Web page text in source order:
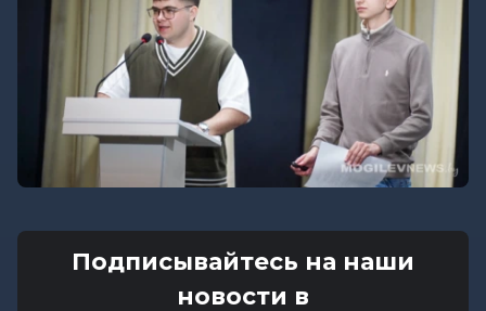
Подписывайтесь на наши
новости в